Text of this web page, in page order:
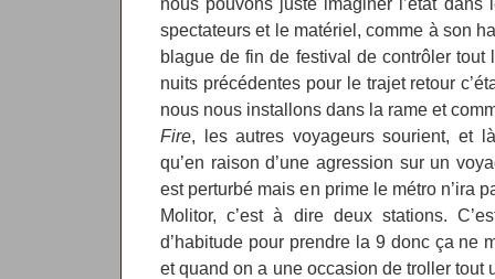
spectateurs et le matériel, comme à son
blague de fin de festival de contrôler
nuits précédentes pour le trajet retour
nous nous installons dans la rame et
Fire, les autres voyageurs sourient, et
qu’en raison d’une agression sur un
est perturbé mais en prime le métro n’ira
Molitor, c’est à dire deux stations.
d’habitude pour prendre la 9 donc ça ne
et quand on a une occasion de troller tout